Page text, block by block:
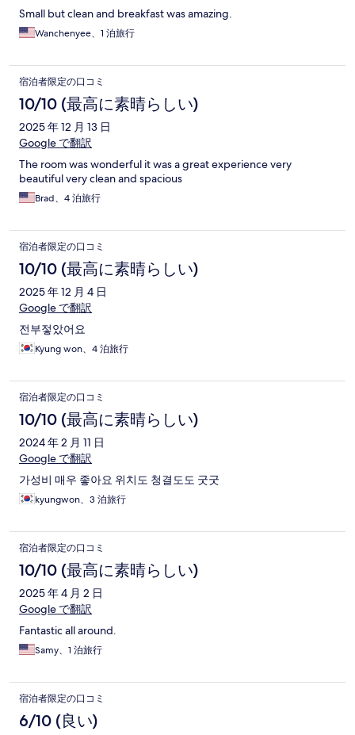
Small but clean and breakfast was amazing.
Wanchenyee、1 泊旅行
宿泊者限定の口コミ
10/10 (最高に素晴らしい)
2025 年 12 月 13 日
Google で翻訳
The room was wonderful it was a great experience very
beautiful very clean and spacious
Brad、4 泊旅行
宿泊者限定の口コミ
10/10 (最高に素晴らしい)
2025 年 12 月 4 日
Google で翻訳
전부젛았어요
Kyung won、4 泊旅行
宿泊者限定の口コミ
10/10 (最高に素晴らしい)
2024 年 2 月 11 日
Google で翻訳
가성비 매우 좋아요 위치도 청결도도 굿굿
kyungwon、3 泊旅行
宿泊者限定の口コミ
10/10 (最高に素晴らしい)
2025 年 4 月 2 日
Google で翻訳
Fantastic all around.
Samy、1 泊旅行
宿泊者限定の口コミ
6/10 (良い)